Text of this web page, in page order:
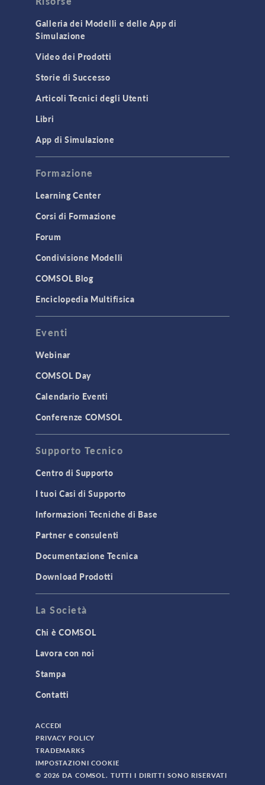
Galleria dei Modelli e delle App di
Simulazione
Video dei Prodotti
Storie di Successo
Articoli Tecnici degli Utenti
Libri
App di Simulazione
Formazione
Learning Center
Corsi di Formazione
Forum
Condivisione Modelli
COMSOL Blog
Enciclopedia Multifisica
Eventi
Webinar
COMSOL Day
Calendario Eventi
Conferenze COMSOL
Supporto Tecnico
Centro di Supporto
I tuoi Casi di Supporto
Informazioni Tecniche di Base
Partner e consulenti
Documentazione Tecnica
Download Prodotti
La Società
Chi è COMSOL
Lavora con noi
Stampa
Contatti
ACCEDI
PRIVACY POLICY
TRADEMARKS
IMPOSTAZIONI COOKIE
© 2026 DA COMSOL. TUTTI I DIRITTI SONO RISERVATI